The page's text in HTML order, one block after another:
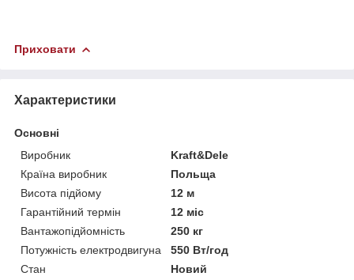
Приховати
Характеристики
Основні
Виробник
Kraft&Dele
Країна виробник
Польща
Висота підйому
12 м
Гарантійний термін
12 міс
Вантажопідйомність
250 кг
Потужність електродвигуна
550 Вт/год
Стан
Новий